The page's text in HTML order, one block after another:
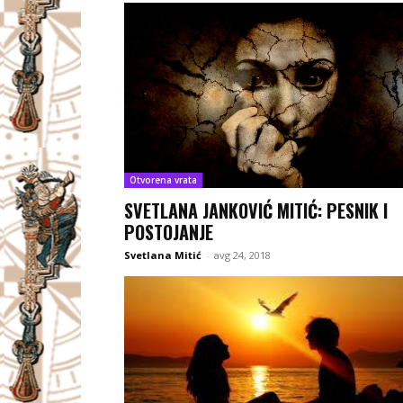
Otvorena vrata
SVETLANA JANKOVIĆ MITIĆ: PESNIK I
POSTOJANJE
Svetlana Mitić - avg 24, 2018